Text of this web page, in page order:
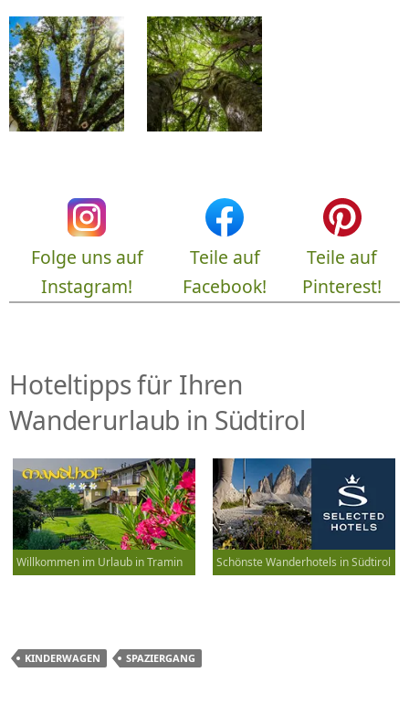
Folge uns auf
Instagram!
Teile auf
Facebook!
Teile auf
Pinterest!
Hoteltipps für Ihren
Wanderurlaub in Südtirol
Willkommen im Urlaub in Tramin Schönste Wanderhotels in Südtirol
KINDERWAGEN SPAZIERGANG